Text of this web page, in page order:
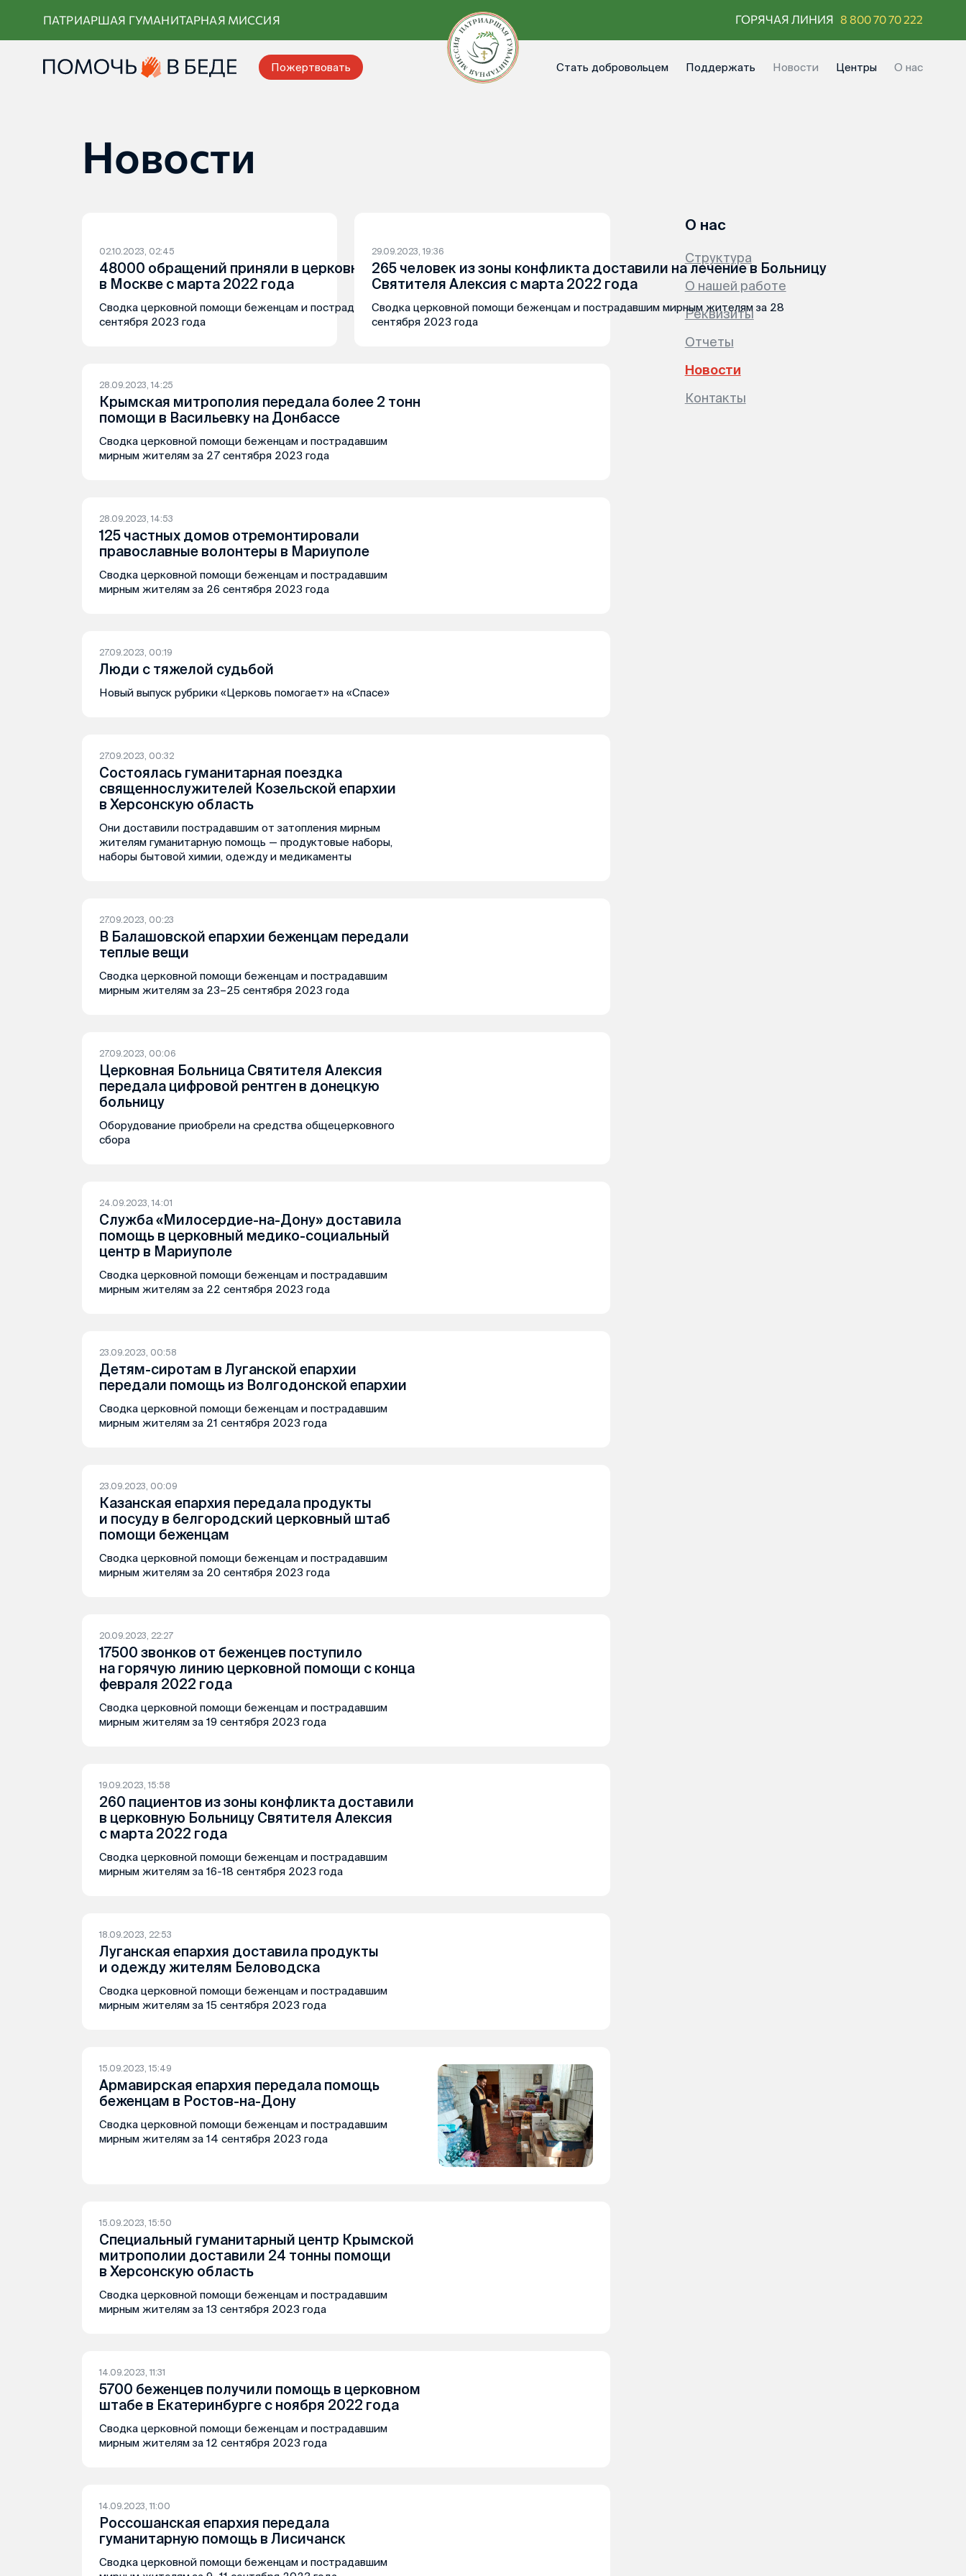
ПАТРИАРШАЯ ГУМАНИТАРНАЯ МИССИЯ ГОРЯЧАЯ ЛИНИЯ 8 800 70 70 222
Пожертвовать Стать добровольцем Поддержать Новости Центры О нас
Новости
О нас
Структура
О нашей работе
Реквизиты
Отчеты
Новости
Контакты
02.10.2023, 02:45
48000 обращений приняли в церковном штабе помощи беженцам
в Москве с марта 2022 года
Сводка церковной помощи беженцам и пострадавшим мирным жителям за 29
сентября 2023 года
29.09.2023, 19:36
265 человек из зоны конфликта доставили на лечение в Больницу
Святителя Алексия с марта 2022 года
Сводка церковной помощи беженцам и пострадавшим мирным жителям за 28
сентября 2023 года
28.09.2023, 14:25
Крымская митрополия передала более 2 тонн
помощи в Васильевку на Донбассе
Сводка церковной помощи беженцам и пострадавшим
мирным жителям за 27 сентября 2023 года
28.09.2023, 14:53
125 частных домов отремонтировали
православные волонтеры в Мариуполе
Сводка церковной помощи беженцам и пострадавшим
мирным жителям за 26 сентября 2023 года
27.09.2023, 00:19
Люди с тяжелой судьбой
Новый выпуск рубрики «Церковь помогает» на «Спасе»
27.09.2023, 00:32
Состоялась гуманитарная поездка
священнослужителей Козельской епархии
в Херсонскую область
Они доставили пострадавшим от затопления мирным
жителям гуманитарную помощь — продуктовые наборы,
наборы бытовой химии, одежду и медикаменты
27.09.2023, 00:23
В Балашовской епархии беженцам передали
теплые вещи
Сводка церковной помощи беженцам и пострадавшим
мирным жителям за 23–25 сентября 2023 года
27.09.2023, 00:06
Церковная Больница Святителя Алексия
передала цифровой рентген в донецкую
больницу
Оборудование приобрели на средства общецерковного
сбора
24.09.2023, 14:01
Служба «Милосердие-на-Дону» доставила
помощь в церковный медико-социальный
центр в Мариуполе
Сводка церковной помощи беженцам и пострадавшим
мирным жителям за 22 сентября 2023 года
23.09.2023, 00:58
Детям-сиротам в Луганской епархии
передали помощь из Волгодонской епархии
Сводка церковной помощи беженцам и пострадавшим
мирным жителям за 21 сентября 2023 года
23.09.2023, 00:09
Казанская епархия передала продукты
и посуду в белгородский церковный штаб
помощи беженцам
Сводка церковной помощи беженцам и пострадавшим
мирным жителям за 20 сентября 2023 года
20.09.2023, 22:27
17500 звонков от беженцев поступило
на горячую линию церковной помощи с конца
февраля 2022 года
Сводка церковной помощи беженцам и пострадавшим
мирным жителям за 19 сентября 2023 года
19.09.2023, 15:58
260 пациентов из зоны конфликта доставили
в церковную Больницу Святителя Алексия
с марта 2022 года
Сводка церковной помощи беженцам и пострадавшим
мирным жителям за 16-18 сентября 2023 года
18.09.2023, 22:53
Луганская епархия доставила продукты
и одежду жителям Беловодска
Сводка церковной помощи беженцам и пострадавшим
мирным жителям за 15 сентября 2023 года
15.09.2023, 15:49
Армавирская епархия передала помощь
беженцам в Ростов-на-Дону
Сводка церковной помощи беженцам и пострадавшим
мирным жителям за 14 сентября 2023 года
15.09.2023, 15:50
Специальный гуманитарный центр Крымской
митрополии доставили 24 тонны помощи
в Херсонскую область
Сводка церковной помощи беженцам и пострадавшим
мирным жителям за 13 сентября 2023 года
14.09.2023, 11:31
5700 беженцев получили помощь в церковном
штабе в Екатеринбурге с ноября 2022 года
Сводка церковной помощи беженцам и пострадавшим
мирным жителям за 12 сентября 2023 года
14.09.2023, 11:00
Россошанская епархия передала
гуманитарную помощь в Лисичанск
Сводка церковной помощи беженцам и пострадавшим